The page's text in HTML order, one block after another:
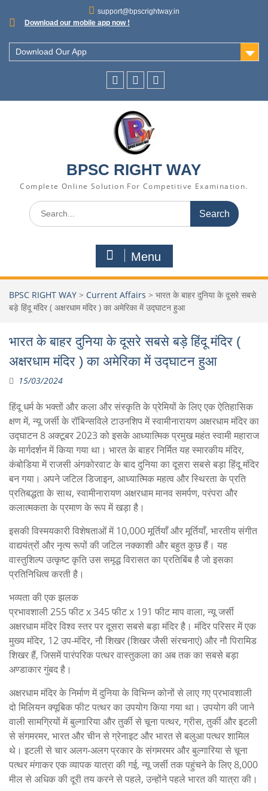
support@bpscrightway.in
Download our mobile app now !
Download Our App
BPSC RIGHT WAY
Complete Online Solution For Competitive Examination.
Menu
BPSC RIGHT WAY > Current Affairs > भारत के बाहर दुनिया के दूसरे सबसे
बड़े हिंदू मंदिर ( अक्षरधाम मंदिर ) का अमेरिका में उद्घाटन हुआ
भारत के बाहर दुनिया के दूसरे सबसे बड़े हिंदू मंदिर (
अक्षरधाम मंदिर ) का अमेरिका में उद्घाटन हुआ
15/03/2024
हिंदू धर्म के भक्तों और कला और संस्कृति के प्रेमियों के लिए एक ऐतिहासिक
क्षण में, न्यू जर्सी के रॉबिन्सविले टाउनशिप में स्वामीनारायण अक्षरधाम मंदिर का
उद्घाटन 8 अक्टूबर 2023 को इसके आध्यात्मिक प्रमुख महंत स्वामी महाराज
के मार्गदर्शन में किया गया था। भारत के बाहर निर्मित यह स्मारकीय मंदिर,
कंबोडिया में राजसी अंगकोरवाट के बाद दुनिया का दूसरा सबसे बड़ा हिंदू मंदिर
बन गया। अपने जटिल डिजाइन, आध्यात्मिक महत्व और स्थिरता के प्रति
प्रतिबद्धता के साथ, स्वामीनारायण अक्षरधाम मानव समर्पण, परंपरा और
कलात्मकता के प्रमाण के रूप में खड़ा है।
इसकी विस्मयकारी विशेषताओं में 10,000 मूर्तियाँ और मूर्तियाँ, भारतीय संगीत
वाद्ययंत्रों और नृत्य रूपों की जटिल नक्काशी और बहुत कुछ हैं। यह
वास्तुशिल्प उत्कृष्ट कृति उस समृद्ध विरासत का प्रतिबिंब है जो इसका
प्रतिनिधित्व करती है।
भव्यता की एक झलक
प्रभावशाली 255 फीट x 345 फीट x 191 फीट माप वाला, न्यू जर्सी
अक्षरधाम मंदिर विश्व स्तर पर दूसरा सबसे बड़ा मंदिर है। मंदिर परिसर में एक
मुख्य मंदिर, 12 उप-मंदिर, नौ शिखर (शिखर जैसी संरचनाएं) और नौ पिरामिड
शिखर हैं, जिसमें पारंपरिक पत्थर वास्तुकला का अब तक का सबसे बड़ा
अण्डाकार गुंबद है।
अक्षरधाम मंदिर के निर्माण में दुनिया के विभिन्न कोनों से लाए गए प्रभावशाली
दो मिलियन क्यूबिक फीट पत्थर का उपयोग किया गया था। उपयोग की जाने
वाली सामग्रियों में बुल्गारिया और तुर्की से चूना पत्थर, ग्रीस, तुर्की और इटली
से संगमरमर, भारत और चीन से ग्रेनाइट और भारत से बलुआ पत्थर शामिल
थे। इटली से चार अलग-अलग प्रकार के संगमरमर और बुल्गारिया से चूना
पत्थर मंगाकर एक व्यापक यात्रा की गई, न्यू जर्सी तक पहुंचने के लिए 8,000
मील से अधिक की दूरी तय करने से पहले, उन्होंने पहले भारत की यात्रा की।